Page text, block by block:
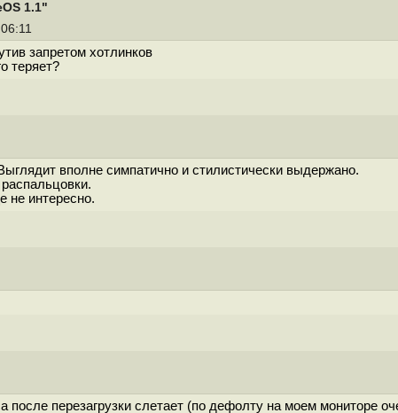
1.1"
запретом хотлинков
теряет?
вполне симпатично и стилистически выдержано.
не интересно.
перезагрузки слетает (по дефолту на моем мониторе